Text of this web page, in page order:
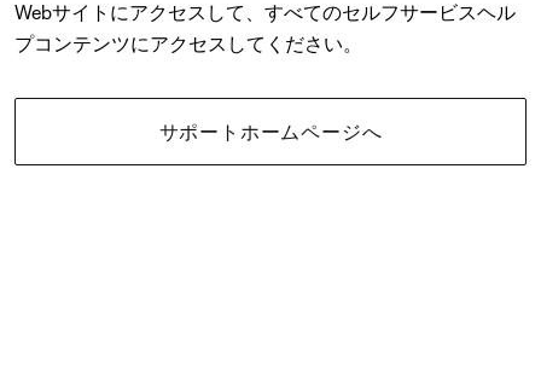
Webサイトにアクセスして、すべてのセルフサービスヘル
プコンテンツにアクセスしてください。
サポートホームページへ